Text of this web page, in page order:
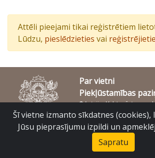
Attēli pieejami tikai reģistrētiem
Lūdzu, pieslēdzieties vai
Par vietni
Piekļūstamības
© Latvijas Valsts vēstures
Slokas iela 16, Rīga, LV – 1048
Šī vietne izmanto sīkdatnes
Jūsu pieprasījumu izpildi un
Sapratu